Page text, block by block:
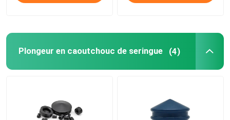
Plongeur en caoutchouc de seringue (4)